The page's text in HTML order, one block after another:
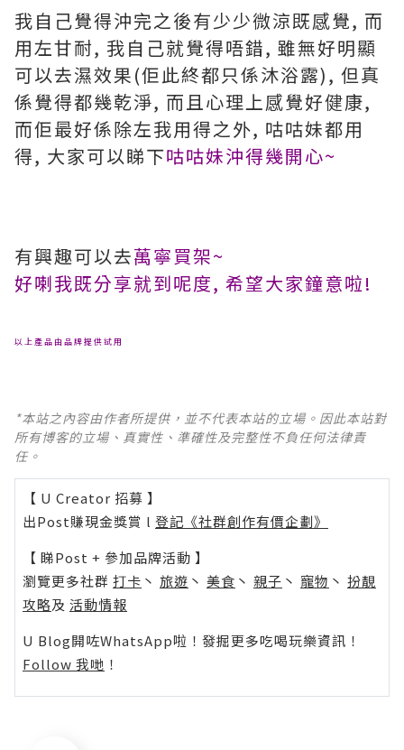
我自己覺得沖完之後有少少微涼既感覺, 而
用左甘耐, 我自己就覺得唔錯, 雖無好明顯
可以去濕效果(佢此終都只係沐浴露), 但真
係覺得都幾乾淨, 而且心理上感覺好健康,
而佢最好係除左我用得之外, 咕咕妹都用
得, 大家可以睇下咕咕妹沖得幾開心~
有興趣可以去萬寧買架~
好喇我既分享就到呢度, 希望大家鐘意啦!
以上產品由品牌提供試用
*本站之內容由作者所提供，並不代表本站的立場。因此本站對
所有博客的立場、真實性、準確性及完整性不負任何法律責
任。
【 U Creator 招募 】
出Post賺現金獎賞 l 登記《社群創作有價企劃》
【 睇Post + 參加品牌活動 】
瀏覽更多社群 打卡 丶 旅遊 丶 美食 丶 親子 丶 寵物 丶 扮靚
攻略及 活動情報
U Blog開咗WhatsApp啦！發掘更多吃喝玩樂資訊！
Follow 我哋 ！